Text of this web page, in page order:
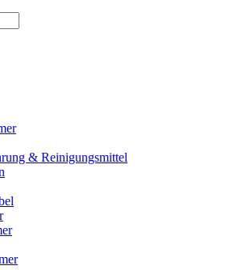
& Reinigungsmittel